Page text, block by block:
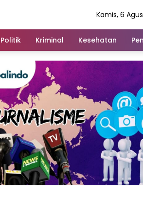
Kamis, 6
Politik Kriminal Kesehatan